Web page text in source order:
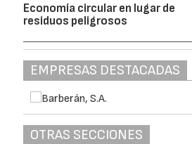
Economía circular en lugar de
residuos peligrosos
EMPRESAS DESTACADAS
OTRAS SECCIONES